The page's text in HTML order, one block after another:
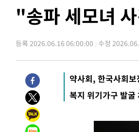
3시간 전 > [속보]종합특검, '계엄 수용공간
3시간 전 >11시간 압수수색에 성접대 파문
3시간 전 >[속보]규제합리화위원회 부위원
-15826초 전 >
이강인, 폭염 속 AT마드리
-12965초 전 >
미 사업체 일자리, 7월에
하향수정 (2보)
-12413초 전 >
[속보] 미 사업체, 일자리 7
-8276초 전 >
실천"
-7361초 전 >
이란, "오만과 '중앙 단일 루
"송파 세모녀
등록 2026.06.16 06:00:00 수정
약사회, 한국사회
복지 위기가구 발굴